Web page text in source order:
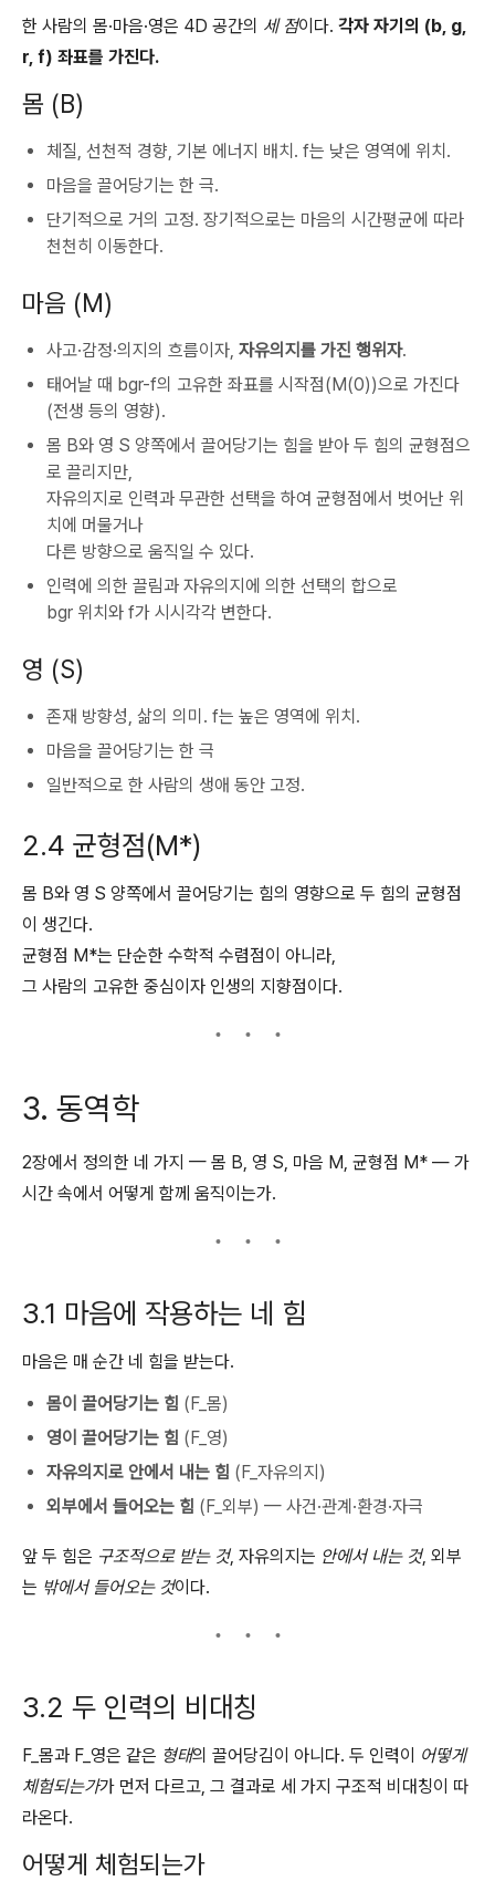
한 사람의 몸·마음·영은 4D 공간의 세 점이다. 각자 자기의 (b, g,
r, f) 좌표를 가진다.
몸 (B)
체질, 선천적 경향, 기본 에너지 배치. f는 낮은 영역에 위치.
마음을 끌어당기는 한 극.
단기적으로 거의 고정. 장기적으로는 마음의 시간평균에 따라
천천히 이동한다.
마음 (M)
사고·감정·의지의 흐름이자, 자유의지를 가진 행위자.
태어날 때 bgr-f의 고유한 좌표를 시작점(M(0))으로 가진다
(전생 등의 영향).
몸 B와 영 S 양쪽에서 끌어당기는 힘을 받아 두 힘의 균형점으
로 끌리지만,
자유의지로 인력과 무관한 선택을 하여 균형점에서 벗어난 위
치에 머물거나
다른 방향으로 움직일 수 있다.
인력에 의한 끌림과 자유의지에 의한 선택의 합으로
bgr 위치와 f가 시시각각 변한다.
영 (S)
존재 방향성, 삶의 의미. f는 높은 영역에 위치.
마음을 끌어당기는 한 극
일반적으로 한 사람의 생애 동안 고정.
2.4 균형점(M*)
몸 B와 영 S 양쪽에서 끌어당기는 힘의 영향으로 두 힘의 균형점
이 생긴다.
균형점 M*는 단순한 수학적 수렴점이 아니라,
그 사람의 고유한 중심이자 인생의 지향점이다.
3. 동역학
2장에서 정의한 네 가지 — 몸 B, 영 S, 마음 M, 균형점 M* — 가
시간 속에서 어떻게 함께 움직이는가.
3.1 마음에 작용하는 네 힘
마음은 매 순간 네 힘을 받는다.
몸이 끌어당기는 힘 (F_몸)
영이 끌어당기는 힘 (F_영)
자유의지로 안에서 내는 힘 (F_자유의지)
외부에서 들어오는 힘 (F_외부) — 사건·관계·환경·자극
앞 두 힘은 구조적으로 받는 것, 자유의지는 안에서 내는 것, 외부
는 밖에서 들어오는 것이다.
3.2 두 인력의 비대칭
F_몸과 F_영은 같은 형태의 끌어당김이 아니다. 두 인력이
어떻게
체험되는가가 먼저 다르고, 그 결과로 세 가지 구조적 비대칭이 따
라온다.
어떻게 체험되는가